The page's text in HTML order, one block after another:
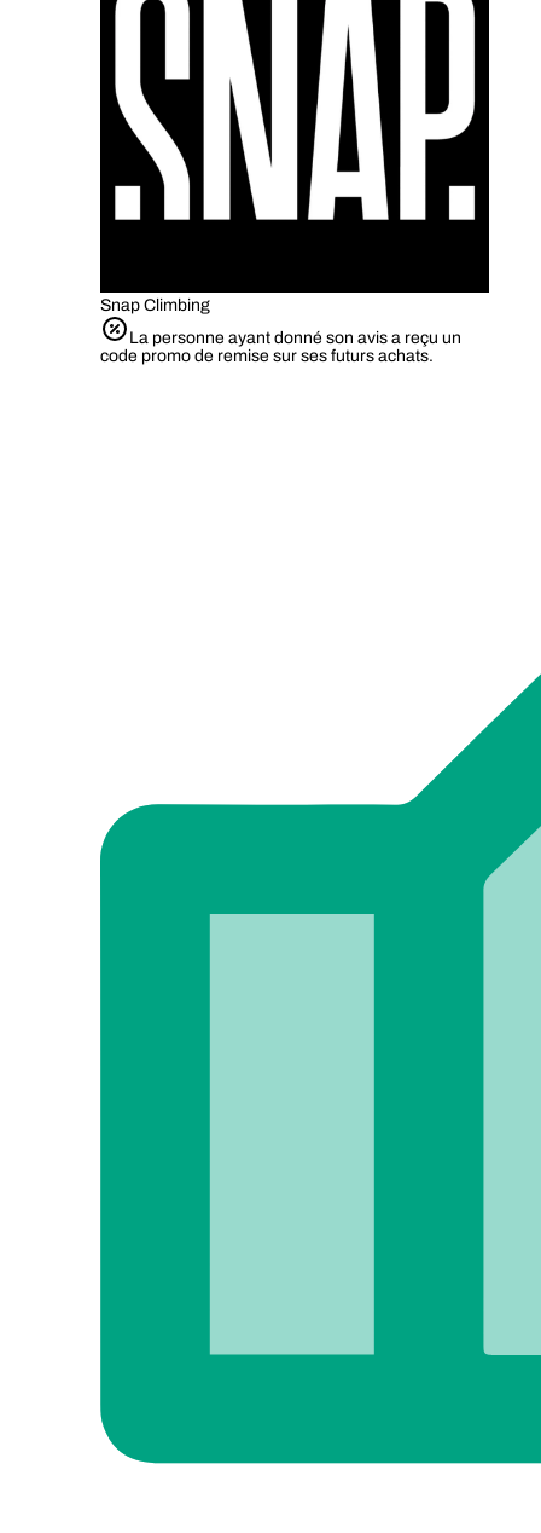
Snap Climbing
La personne ayant donné son avis a reçu un
code promo de remise sur ses futurs achats.